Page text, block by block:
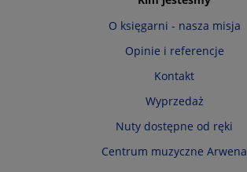
O księgarni - nasza misja
Opinie i referencje
Kontakt
Wyprzedaż
Nuty dostępne od ręki
Centrum muzyczne Arwena